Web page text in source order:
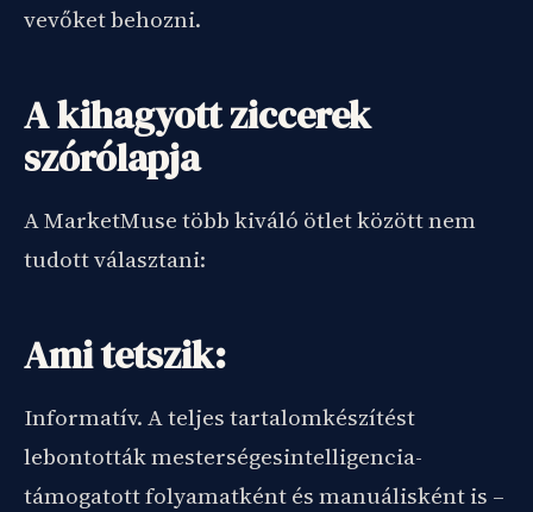
vevőket behozni.
A kihagyott ziccerek
szórólapja
A MarketMuse több kiváló ötlet között nem
tudott választani:
Ami tetszik:
Informatív. A teljes tartalomkészítést
lebontották mesterségesintelligencia-
támogatott folyamatként és manuálisként is –